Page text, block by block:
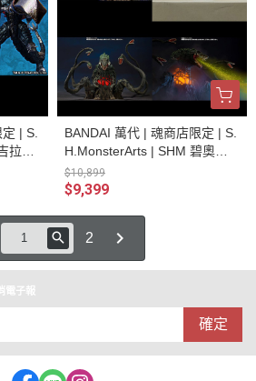
| S.
拉系
BANDAI 萬代 | 魂商店限定 | S.
H.MonsterArts | SHM 碧奧蘭
蒂 | 人心花獸 | 植獸 | Special
Color Ver. 全新未拆 | 現貨
$10,899
$9,399
2
電子報
確定